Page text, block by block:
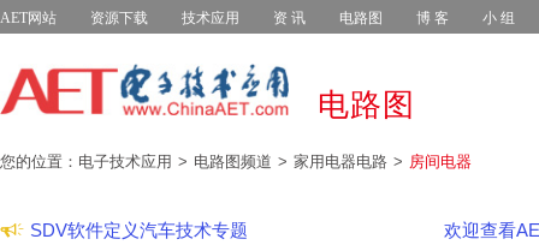
AET网站 资源下载 技术应用 资 讯 电路图 博 客 小 组
电路图
您的位置：电子技术应用 电路图频道 家用电器电路 房间电器
SDV软件定义汽车技术专题
欢迎查看